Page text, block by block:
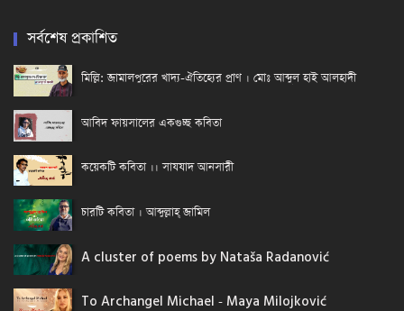
সর্বশেষ প্রকাশিত
মিল্লি: জামালপুরের খাদ্য-ঐতিহ্যের প্রাণ । মোঃ আব্দুল হাই আলহাদী
আবিদ ফায়সালের একগুচ্ছ কবিতা
কয়েকটি কবিতা ।। সাযযাদ আনসারী
চারটি কবিতা । আব্দুল্লাহ্ জামিল
A cluster of poems by Nataša Radanović
To Archangel Michael - Maya Milojković